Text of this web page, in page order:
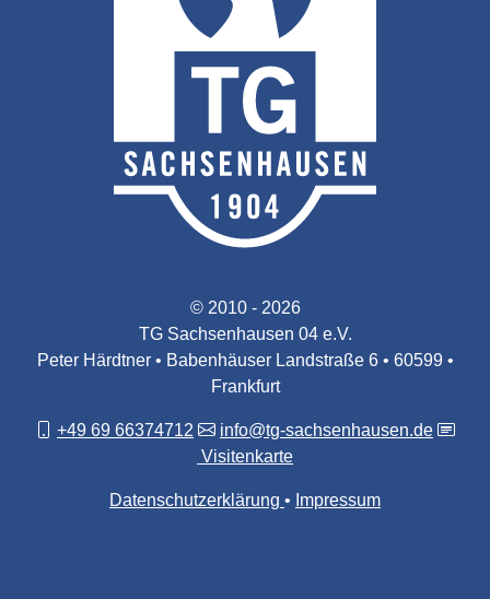
© 2010 - 2026
TG Sachsenhausen 04 e.V.
Peter Härdtner • Babenhäuser Landstraße 6 • 60599 •
Frankfurt
+49 69 66374712
info@tg-sachsenhausen.de
Visitenkarte
Datenschutzerklärung Impressum